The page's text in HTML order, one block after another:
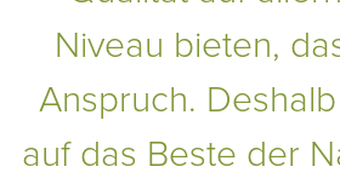
Niveau bieten,
Anspruch.
auf das Beste der